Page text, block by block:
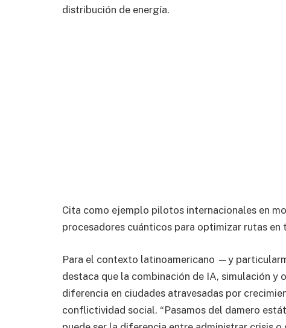
distribución de energía.
Cita como ejemplo pilotos internacionales en
procesadores cuánticos para optimizar rutas en
Para el contexto latinoamericano —y
destaca que la combinación de IA, simulación y
diferencia en ciudades atravesadas por
conflictividad social. “Pasamos del damero